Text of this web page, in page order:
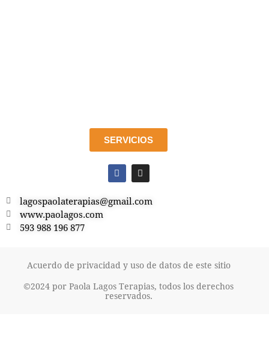
SERVICIOS
lagospaolaterapias@gmail.com
www.paolagos.com
593 988 196 877
©2024 por Paola Lagos Terapias, todos los derechos
reservados.
Acuerdo de privacidad y uso de datos de este sitio